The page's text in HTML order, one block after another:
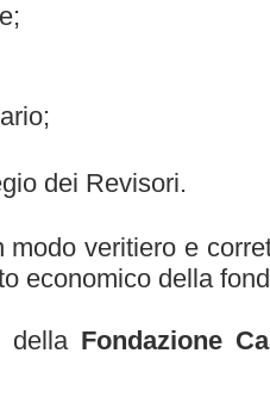
dei Revisori.
modo veritiero e
economico della
della Fondazione